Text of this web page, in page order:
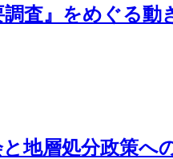
査』をめぐる動
地層処分政策へ